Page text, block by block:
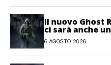
Il nuovo Ghost
ci sarà anche
6 AGOSTO 2026